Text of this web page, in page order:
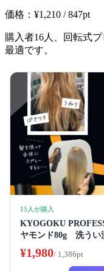
価格：¥1,210 / 847pt
購入者16人、回転式
最適です。
15人が購入
KYOGOKU PROFESSIONAL
ヤモンド80g 洗うい
ト ヘアスプレー アル
質の改善スプレー)
¥1,980/ 1,386pt